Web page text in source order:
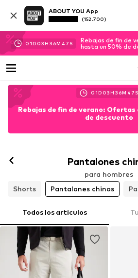
ABOUT YOU App
(152.700)
01D 03H 36M 45 S
Rebajas de fin de
hasta un 50% de
01D 03H 36M 45 S
Rebajas de fin de verano:
de descuento
Pantalones
para hombres
Shorts
Pantalones chinos
Todos los artículos